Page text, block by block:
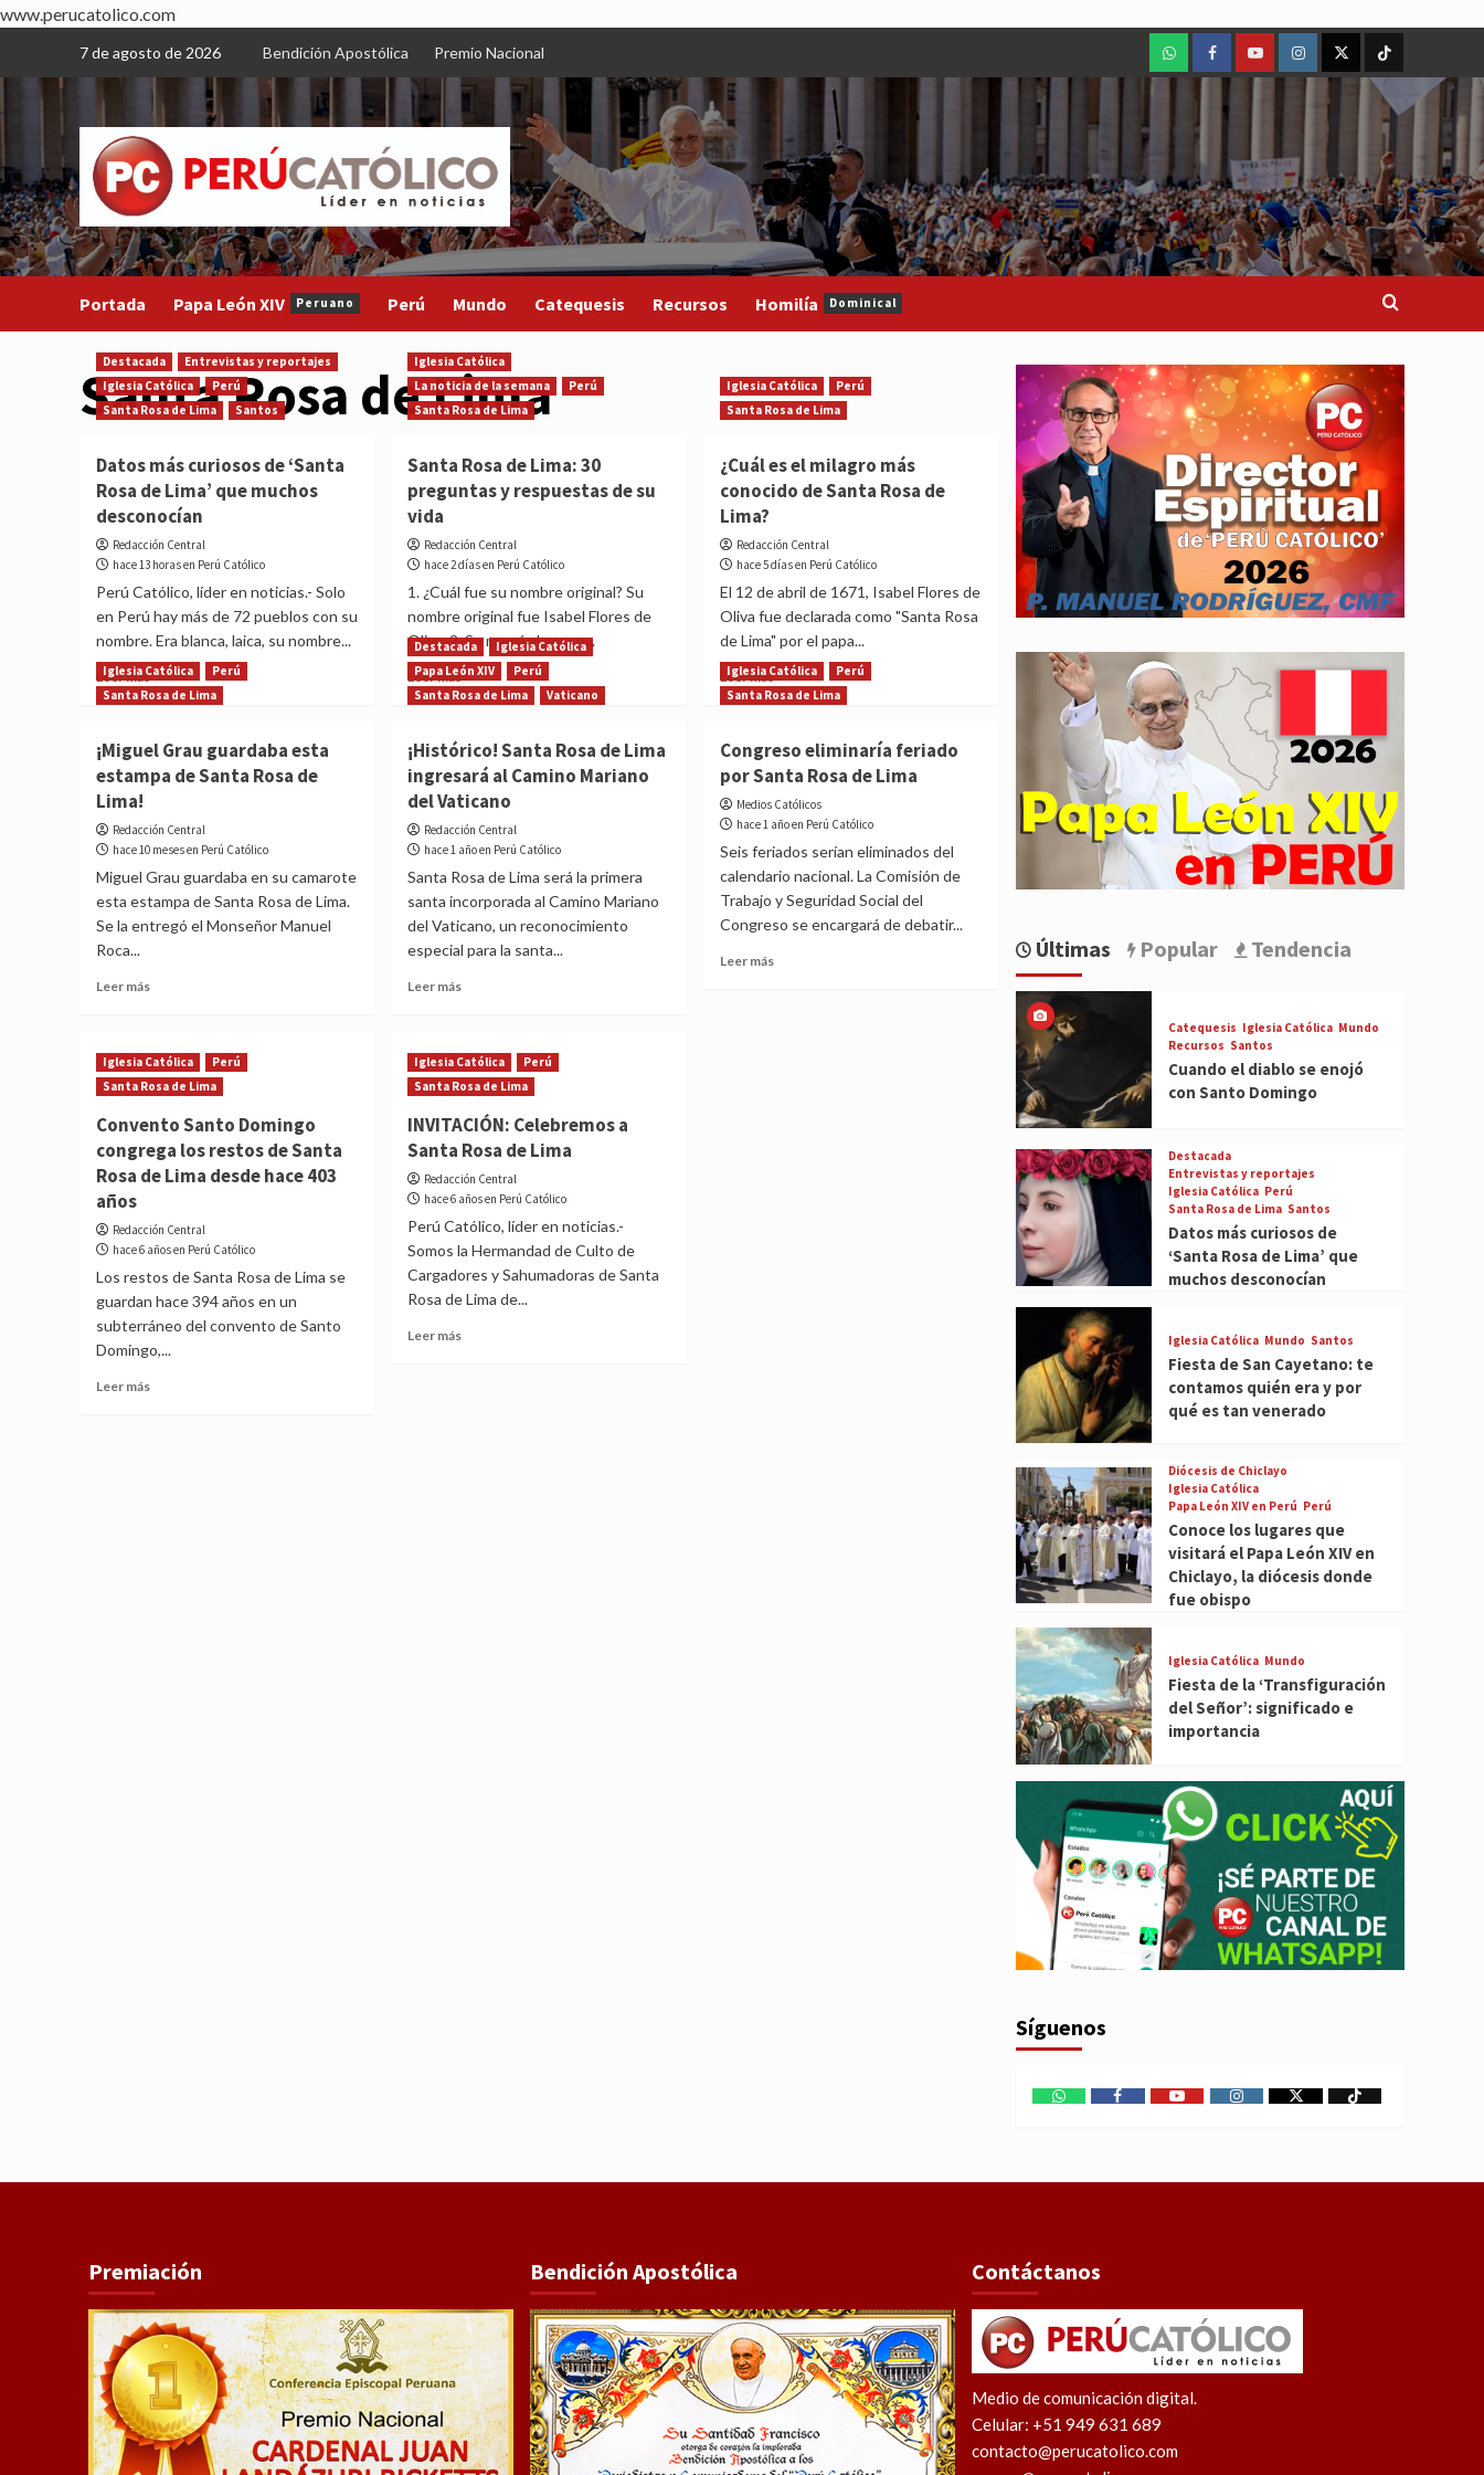
www.perucatolico.com
content
7 de agosto de 2026 Bendición Apostólica Premio Nacional
WhatsAppFacebookYoutubeInstagram
X TikTok
Portada Papa León XIV Peruano Perú Mundo Catequesis Recursos Homilía Dominical
Santa Rosa de Lima
Destacada
Entrevistas y reportajes
Iglesia Católica
Perú
Santa Rosa de Lima
Santos
Datos más curiosos de ‘Santa
Rosa de Lima’ que muchos
desconocían
Redacción Central
hace 13 horas en Perú Católico
Perú Católico, líder en noticias.- Solo
en Perú hay más de 72 pueblos con su
nombre. Era blanca, laica, su nombre...
Leer másRead
more
más
curiosos
‘Santa
Lima’
que
muchos
Iglesia Católica
La noticia de la semana
Perú
Santa Rosa de Lima
Santa Rosa de Lima: 30
preguntas y respuestas de su
vida
Redacción Central
hace 2 días en Perú Católico
1. ¿Cuál fue su nombre original? Su
nombre original fue Isabel Flores de
Oliva. 2. Su mamá al ver su...
Leer másRead
more
Rosa
de
Lima:
30
preguntas
respuestas
de
su
vida
Iglesia Católica
Perú
Santa Rosa de Lima
¿Cuál es el milagro más
conocido de Santa Rosa de
Lima?
Redacción Central
hace 5 días en Perú Católico
El 12 de abril de 1671, Isabel Flores de
Oliva fue declarada como "Santa Rosa
de Lima" por el papa...
Leer másRead
more
es
el
milagro
más
de
Santa
Rosa
de
Iglesia Católica
Perú
Santa Rosa de Lima
¡Miguel Grau guardaba esta
estampa de Santa Rosa de
Lima!
Redacción Central
hace 10 meses en Perú Católico
Miguel Grau guardaba en su camarote
esta estampa de Santa Rosa de Lima.
Se la entregó el Monseñor Manuel
Roca...
Leer más
Grau
guardaba
estampa
de
Santa
Lima!
Destacada
Iglesia Católica
Papa León XIV
Perú
Santa Rosa de Lima
Vaticano
¡Histórico! Santa Rosa de Lima
ingresará al Camino Mariano
del Vaticano
Redacción Central
hace 1 año en Perú Católico
Santa Rosa de Lima será la primera
santa incorporada al Camino Mariano
del Vaticano, un reconocimiento
especial para la santa...
Leer más
Santa
Rosa
Lima
ingresará
al
Camino
del
Vaticano
Iglesia Católica
Perú
Santa Rosa de Lima
Congreso eliminaría feriado
por Santa Rosa de Lima
Medios Católicos
hace 1 año en Perú Católico
Seis feriados serían eliminados del
calendario nacional. La Comisión de
Trabajo y Seguridad Social del
Congreso se encargará de debatir...
Leer másRead
Iglesia Católica
Perú
Santa Rosa de Lima
Convento Santo Domingo
congrega los restos de Santa
Rosa de Lima desde hace 403
años
Redacción Central
hace 6 años en Perú Católico
Los restos de Santa Rosa de Lima se
guardan hace 394 años en un
subterráneo del convento de Santo
Domingo,...
Leer más
Iglesia Católica
Perú
Santa Rosa de Lima
INVITACIÓN: Celebremos a
Santa Rosa de Lima
Redacción Central
hace 6 años en Perú Católico
Perú Católico, líder en noticias.-
Somos la Hermandad de Culto de
Cargadores y Sahumadoras de Santa
Rosa de Lima de...
Leer más
Últimas Popular Tendencia
Catequesis Iglesia Católica Mundo
Recursos Santos
Cuando el diablo se enojó
con Santo Domingo
Destacada
Entrevistas y reportajes
Iglesia Católica Perú
Santa Rosa de Lima Santos
Datos más curiosos de
‘Santa Rosa de Lima’ que
muchos desconocían
Iglesia Católica Mundo Santos
Fiesta de San Cayetano: te
contamos quién era y por
qué es tan venerado
Diócesis de Chiclayo
Iglesia Católica
Papa León XIV en Perú Perú
Conoce los lugares que
visitará el Papa León XIV en
Chiclayo, la diócesis donde
fue obispo
Iglesia Católica Mundo
Fiesta de la ‘Transfiguración
del Señor’: significado e
importancia
Síguenos
WhatsAppFacebookYoutubeInstagram
X TikTok
Premiación Bendición Apostólica Contáctanos
Medio de comunicación digital.
Celular: +51 949 631 689
contacto@perucatolico.com